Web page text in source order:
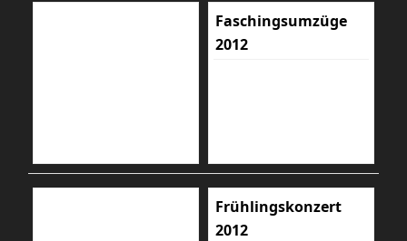
Faschingsumzüge
2012
Frühlingskonzert
2012